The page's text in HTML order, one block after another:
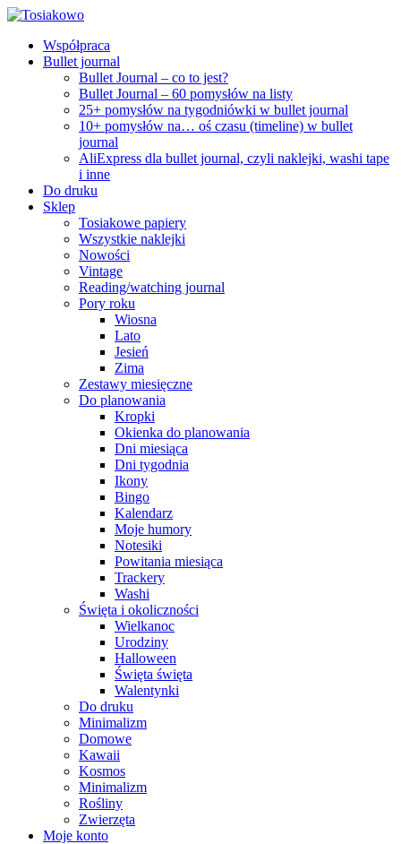
Współpraca
Bullet journal
Bullet Journal – co to jest?
Bullet Journal – 60 pomysłów na listy
25+ pomysłów na tygodniówki w bullet journal
10+ pomysłów na… oś czasu (timeline) w bullet
journal
AliExpress dla bullet journal, czyli naklejki, washi tape
i inne
Do druku
Sklep
Tosiakowe papiery
Wszystkie naklejki
Nowości
Vintage
Reading/watching journal
Pory roku
Wiosna
Lato
Jesień
Zima
Zestawy miesięczne
Do planowania
Kropki
Okienka do planowania
Dni miesiąca
Dni tygodnia
Ikony
Bingo
Kalendarz
Moje humory
Notesiki
Powitania miesiąca
Trackery
Washi
Święta i okoliczności
Wielkanoc
Urodziny
Halloween
Święta święta
Walentynki
Do druku
Minimalizm
Domowe
Kawaii
Kosmos
Minimalizm
Rośliny
Zwierzęta
Moje konto